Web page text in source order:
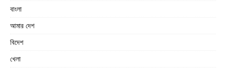
বাংলা
আমার দেশ
বিদেশ
খেলা